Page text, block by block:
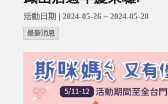
活動日期 | 2024-05-26 ~ 2024-05-28
最新消息